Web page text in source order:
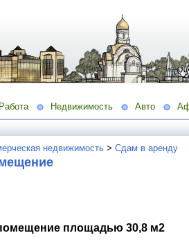
Работа Недвижимость Авто
недвижимость > Сдам в аренду
площадью 30,8 м2